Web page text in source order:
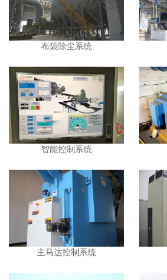
布袋除尘系统
智能控制系统
主马达控制系统